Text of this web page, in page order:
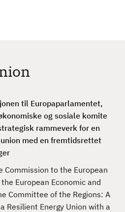
til Europaparlamentet,
og sosiale komite
rammeverk for en
med en fremtidsrettet
Commission to the European
European Economic and
Committee of the Regions: A
Resilient Energy Union with a